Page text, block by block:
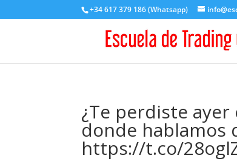
+34 617 379 186 (Whatsapp)
¿Te perdiste
donde hablamos
https://t.co/